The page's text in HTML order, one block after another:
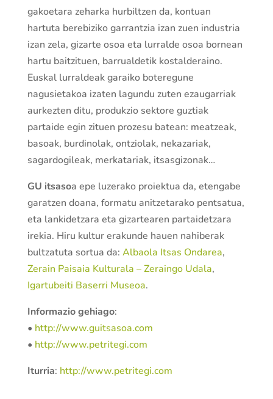
gakoetara zeharka hurbiltzen da, kontuan
hartuta berebiziko garrantzia izan zuen industria
izan zela, gizarte osoa eta lurralde osoa bornean
hartu baitzituen, barrualdetik kostalderaino.
Euskal lurraldeak garaiko boteregune
nagusietakoa izaten lagundu zuten ezaugarriak
aurkezten ditu, produkzio sektore guztiak
partaide egin zituen prozesu batean: meatzeak,
basoak, burdinolak, ontziolak, nekazariak,
sagardogileak, merkatariak, itsasgizonak…
GU itsasoa epe luzerako proiektua da, etengabe
garatzen doana, formatu anitzetarako pentsatua,
eta lankidetzara eta gizartearen partaidetzara
irekia. Hiru kultur erakunde hauen nahiberak
bultzatuta sortua da: Albaola Itsas Ondarea,
Zerain Paisaia Kulturala – Zeraingo Udala,
Igartubeiti Baserri Museoa.
Informazio gehiago:
• http://www.guitsasoa.com
• http://www.petritegi.com
Iturria: http://www.petritegi.com